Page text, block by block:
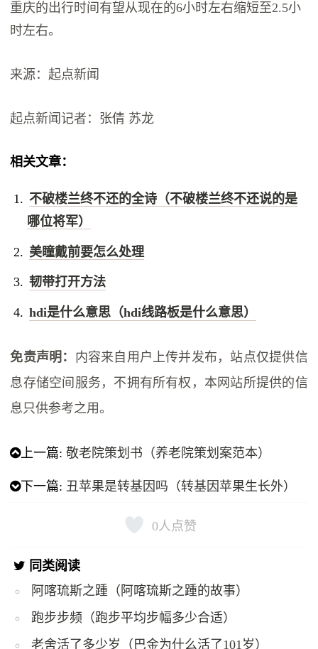
重庆的出行时间有望从现在的6小时左右缩短至2.5小
时左右。
来源：起点新闻
起点新闻记者：张倩 苏龙
相关文章：
不破楼兰终不还的全诗（不破楼兰终不还说的是
哪位将军）
美瞳戴前要怎么处理
韧带打开方法
hdi是什么意思（hdi线路板是什么意思）
免责声明： 内容来自用户上传并发布，站点仅提供信
息存储空间服务，不拥有所有权，本网站所提供的信
息只供参考之用。
上一篇:敬老院策划书（养老院策划案范本）
下一篇: 丑苹果是转基因吗（转基因苹果生长外）
0人点赞
同类阅读
阿喀琉斯之踵（阿喀琉斯之踵的故事）
跑步步频（跑步平均步幅多少合适）
老舍活了多少岁（巴金为什么活了101岁）